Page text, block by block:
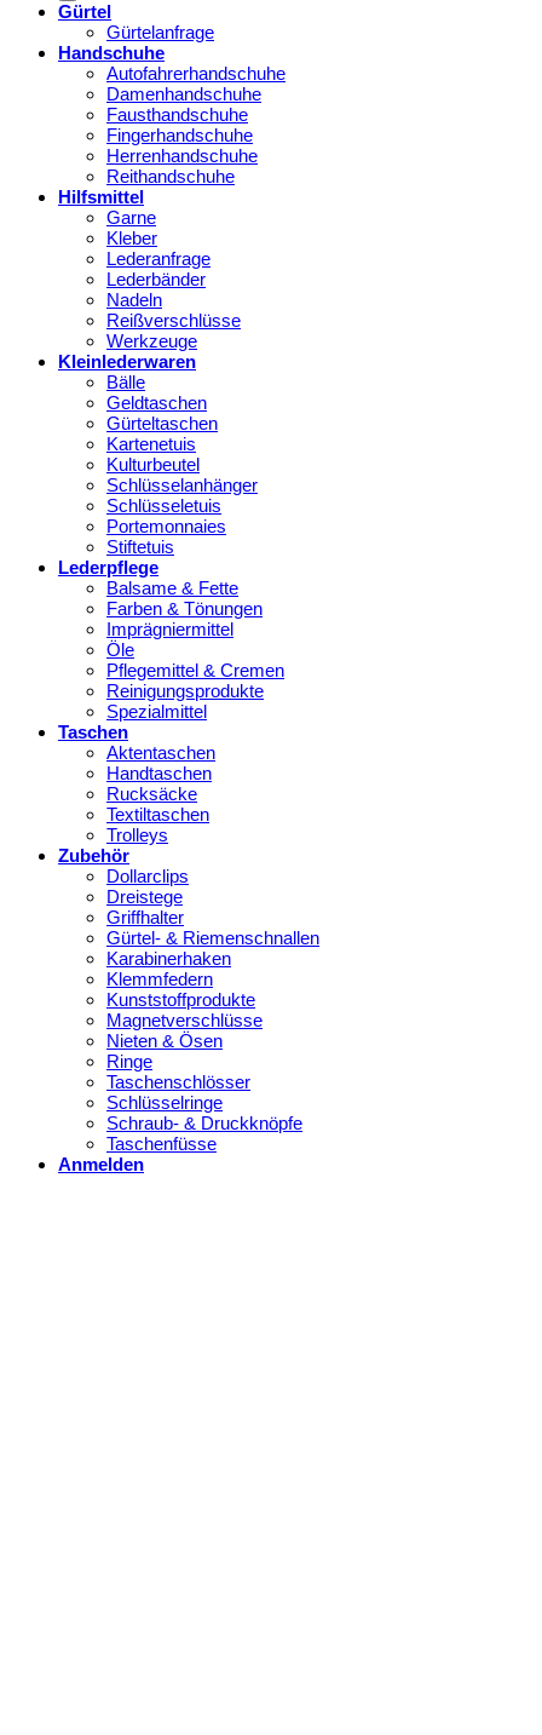
Gürtel
Gürtelanfrage
Handschuhe
Autofahrerhandschuhe
Damenhandschuhe
Fausthandschuhe
Fingerhandschuhe
Herrenhandschuhe
Reithandschuhe
Hilfsmittel
Garne
Kleber
Lederanfrage
Lederbänder
Nadeln
Reißverschlüsse
Werkzeuge
Kleinlederwaren
Bälle
Geldtaschen
Gürteltaschen
Kartenetuis
Kulturbeutel
Schlüsselanhänger
Schlüsseletuis
Portemonnaies
Stiftetuis
Lederpflege
Balsame & Fette
Farben & Tönungen
Imprägniermittel
Öle
Pflegemittel & Cremen
Reinigungsprodukte
Spezialmittel
Taschen
Aktentaschen
Handtaschen
Rucksäcke
Textiltaschen
Trolleys
Zubehör
Dollarclips
Dreistege
Griffhalter
Gürtel- & Riemenschnallen
Karabinerhaken
Klemmfedern
Kunststoffprodukte
Magnetverschlüsse
Nieten & Ösen
Ringe
Taschenschlösser
Schlüsselringe
Schraub- & Druckknöpfe
Taschenfüsse
Anmelden